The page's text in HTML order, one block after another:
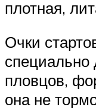
плотная,
Очки
специально
пловцов,
она не